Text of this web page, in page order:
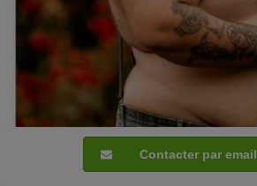
Contacter par email